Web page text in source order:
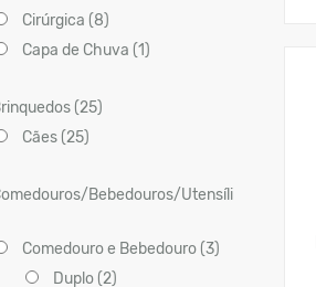
Cirúrgica (8)
Capa de Chuva (1)
(25)
Cães (25)
Bebedouros/Utensíli
Comedouro e Bebedouro (3)
Duplo (2)